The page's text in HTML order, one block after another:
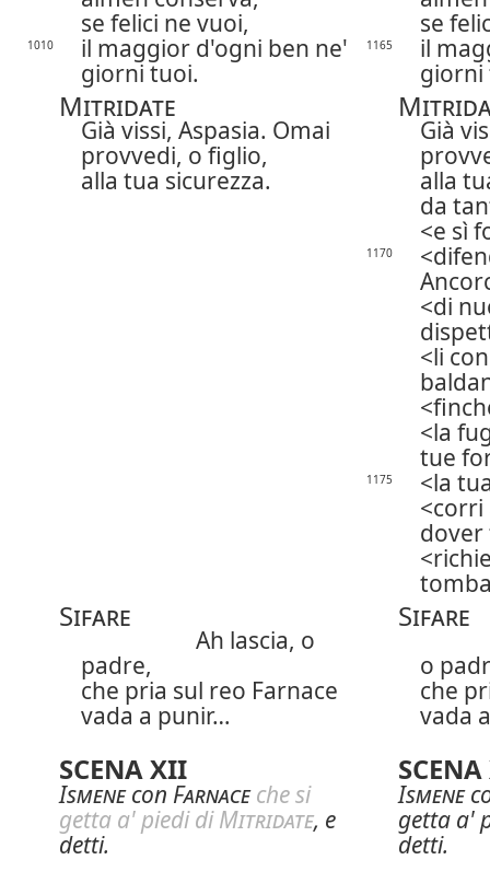
se felici ne vuoi,
se
1010
il maggior d'ogni ben ne'
giorni tuoi.
1165
il
giorni
Mitridate
Già vissi, Aspasia. Omai
provvedi, o figlio,
Già
alla tua sicurezza.
alla
da
e sì
1170
di
li
la
tue
1175
la
corri
dover
Sifare Sifare
Ah lascia, o
padre,
o
che pria sul reo Farnace
che
vada a punir…
vada
SCENA XII
Ismenecon Farnaceche si
getta a' piedi diMitridate, e
detti.
Ismene
getta a'
detti.